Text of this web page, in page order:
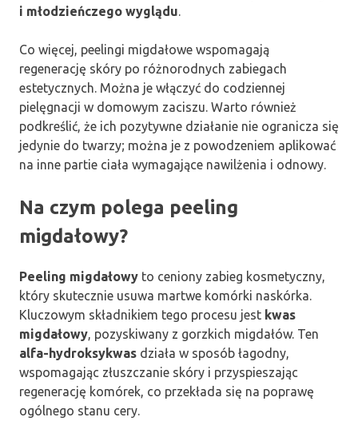
i młodzieńczego wyglądu.
Co więcej, peelingi migdałowe wspomagają
regenerację skóry po różnorodnych zabiegach
estetycznych. Można je włączyć do codziennej
pielęgnacji w domowym zaciszu. Warto również
podkreślić, że ich pozytywne działanie nie ogranicza się
jedynie do twarzy; można je z powodzeniem aplikować
na inne partie ciała wymagające nawilżenia i odnowy.
Na czym polega peeling
migdałowy?
Peeling migdałowy to ceniony zabieg kosmetyczny,
który skutecznie usuwa martwe komórki naskórka.
Kluczowym składnikiem tego procesu jest kwas
migdałowy, pozyskiwany z gorzkich migdałów. Ten
alfa-hydroksykwas działa w sposób łagodny,
wspomagając złuszczanie skóry i przyspieszając
regenerację komórek, co przekłada się na poprawę
ogólnego stanu cery.